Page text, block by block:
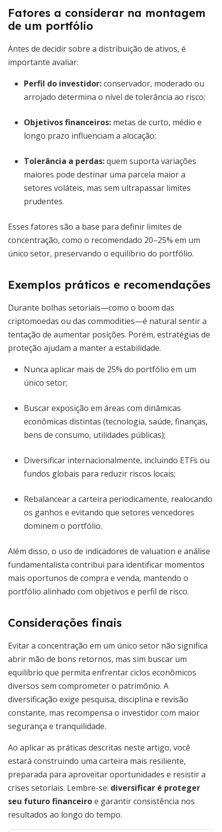
Fatores a considerar na montagem
de um portfólio
Antes de decidir sobre a distribuição de ativos, é
importante avaliar:
Perfil do investidor:conservador, moderado ou
arrojado determina o nível de tolerância ao risco;
Objetivos financeiros: metas de curto, médio e
longo prazo influenciam a alocação;
Tolerância a perdas:quem suporta variações
maiores pode destinar uma parcela maior a
setores voláteis, mas sem ultrapassar limites
prudentes.
Esses fatores são a base para definir limites de
concentração, como o recomendado 20–25% em um
único setor, preservando o equilíbrio do portfólio.
Exemplos práticos e recomendações
Durante bolhas setoriais—como o boom das
criptomoedas ou das commodities—é natural sentir a
tentação de aumentar posições. Porém, estratégias de
proteção ajudam a manter a estabilidade.
Nunca aplicar mais de 25% do portfólio em um
único setor;
Buscar exposição em áreas com dinâmicas
econômicas distintas (tecnologia, saúde, finanças,
bens de consumo, utilidades públicas);
Diversificar internacionalmente, incluindo ETFs ou
fundos globais para reduzir riscos locais;
Rebalancear a carteira periodicamente, realocando
os ganhos e evitando que setores vencedores
dominem o portfólio.
Além disso, o uso de indicadores de valuation e análise
fundamentalista contribui para identificar momentos
mais oportunos de compra e venda, mantendo o
portfólio alinhado com objetivos e perfil de risco.
Considerações finais
Evitar a concentração em um único setor não significa
abrir mão de bons retornos, mas sim buscar um
equilíbrio que permita enfrentar ciclos econômicos
diversos sem comprometer o patrimônio. A
diversificação exige pesquisa, disciplina e revisão
constante, mas recompensa o investidor com maior
segurança e tranquilidade.
Ao aplicar as práticas descritas neste artigo, você
estará construindo uma carteira mais resiliente,
preparada para aproveitar oportunidades e resistir a
crises setoriais. Lembre-se: diversificar é proteger
seu futuro financeiroe garantir consistência nos
resultados ao longo do tempo.